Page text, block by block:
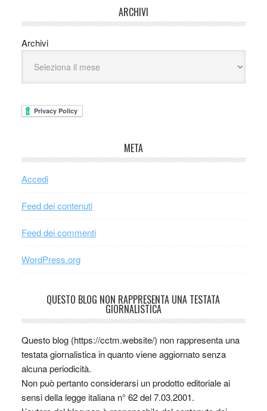
ARCHIVI
Archivi
META
Accedi
Feed dei contenuti
Feed dei commenti
WordPress.org
QUESTO BLOG NON RAPPRESENTA UNA TESTATA
GIORNALISTICA
Questo blog (https://cctm.website/) non rappresenta una
testata giornalistica in quanto viene aggiornato senza
alcuna periodicità.
Non può pertanto considerarsi un prodotto editoriale ai
sensi della legge italiana n° 62 del 7.03.2001.